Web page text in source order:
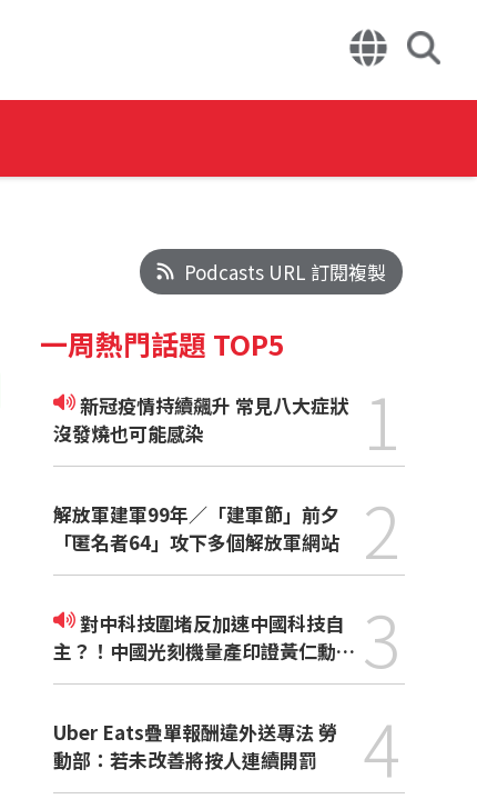
Podcasts URL 訂閱複製
一周熱門話題 TOP5
新冠疫情持續飆升 常見八大症狀
沒發燒也可能感染
1
解放軍建軍99年／「建軍節」前夕
「匿名者64」攻下多個解放軍網站
2
對中科技圍堵反加速中國科技自
主？！中國光刻機量產印證黃仁勳觀
點
3
Uber Eats疊單報酬違外送專法 勞
動部：若未改善將按人連續開罰
4